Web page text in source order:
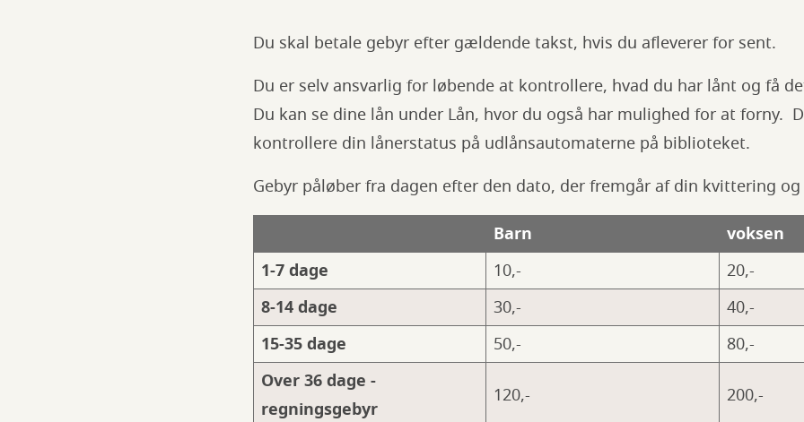
Du skal betale gebyr efter gældende takst, hvis du afleverer for sent.
Du er selv ansvarlig for løbende at kontrollere, hvad du har lånt og få
Du kan se dine lån under Lån, hvor du også har mulighed for at forny.
kontrollere din lånerstatus på udlånsautomaterne på biblioteket.
Gebyr påløber fra dagen efter den dato, der fremgår af din kvittering
Barn
voksen
1-7 dage
10,-
20,-
8-14 dage
30,-
40,-
15-35 dage
50,-
80,-
Over 36 dage -
regningsgebyr
120,- 200,-